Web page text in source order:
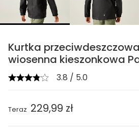
Kurtka
wiosenna kieszonkowa
3.8 / 5.0
Teraz 229,99 zł